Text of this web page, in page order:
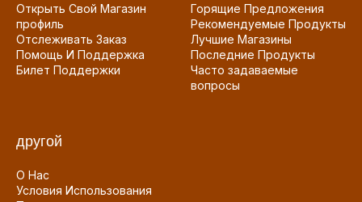
Открыть Свой Магазин
профиль
Отслеживать Заказ
Помощь И Поддержка
Билет Поддержки
Горящие Предложения
Рекомендуемые Продукты
Лучшие Магазины
Последние Продукты
Часто задаваемые
вопросы
другой
О Нас
Условия Использования